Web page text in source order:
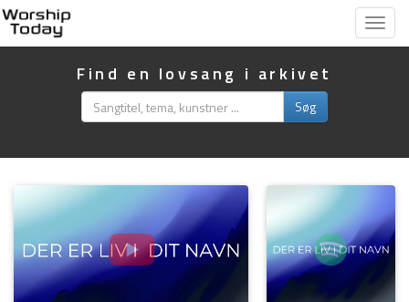
Vis
Find en lovsang i arkivet
Søg